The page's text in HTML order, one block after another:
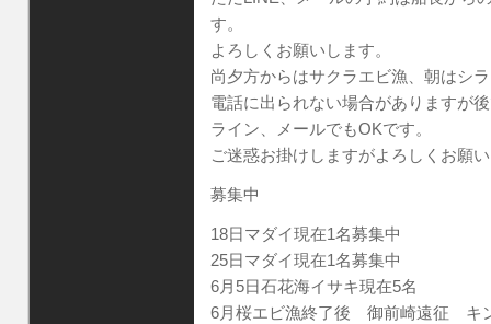
す。
よろしくお願いします。
尚夕方からはサクラエビ漁、朝はシ
電話に出られない場合がありますが
ライン、メールでもOKです。
ご迷惑お掛けしますがよろしくお願
募集中
18日マダイ現在1名募集中
25日マダイ現在1名募集中
6月5日石花海イサキ現在5名
6月桜エビ漁終了後 御前崎遠征 キ